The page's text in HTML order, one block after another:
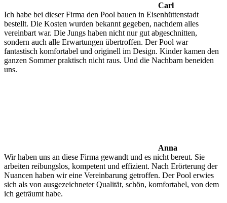
Carl
Ich habe bei dieser Firma den Pool bauen in Eisenhüttenstadt
bestellt. Die Kosten wurden bekannt gegeben, nachdem alles
vereinbart war. Die Jungs haben nicht nur gut abgeschnitten,
sondern auch alle Erwartungen übertroffen. Der Pool war
fantastisch komfortabel und originell im Design. Kinder kamen den
ganzen Sommer praktisch nicht raus. Und die Nachbarn beneiden
uns.
Anna
Wir haben uns an diese Firma gewandt und es nicht bereut. Sie
arbeiten reibungslos, kompetent und effizient. Nach Erörterung der
Nuancen haben wir eine Vereinbarung getroffen. Der Pool erwies
sich als von ausgezeichneter Qualität, schön, komfortabel, von dem
ich geträumt habe.